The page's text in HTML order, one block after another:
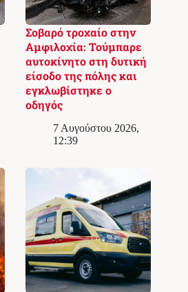
Σοβαρό τροχαίο στην
Αμφιλοχία: Τούμπαρε
αυτοκίνητο στη δυτική
είσοδο της πόλης και
εγκλωβίστηκε ο
οδηγός
7 Αυγούστου 2026,
12:39